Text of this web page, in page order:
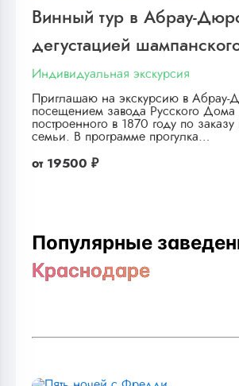
Винный тур в Абрау-
дегустацией
Индивидуальная экскурсия
Приглашаю на экскурсию в Абрау-
посещением завода Русского
построенного в 1870 году по заказу
семьи. В программе прогулка…
от 19500 ₽
Популярные
Краснодаре